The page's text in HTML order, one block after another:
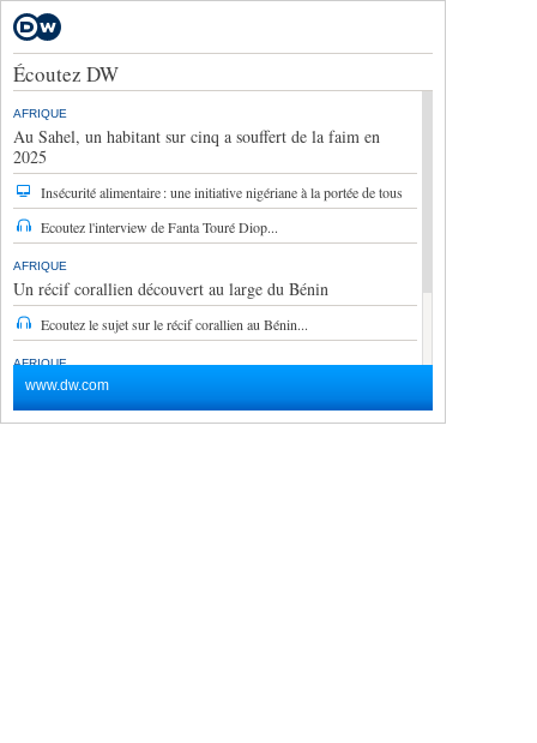
Écoutez DW
AFRIQUE
Au Sahel, un habitant sur cinq a souffert de la faim en
2025
Insécurité alimentaire : une initiative nigériane à la portée de tous
Ecoutez l'interview de Fanta Touré Diop...
AFRIQUE
Un récif corallien découvert au large du Bénin
Ecoutez le sujet sur le récif corallien au Bénin...
AFRIQUE
Au Bénin, le Sénat prend fonction ce jeudi
Au Bénin, le Sénat s'installe (audio)
www.dw.com